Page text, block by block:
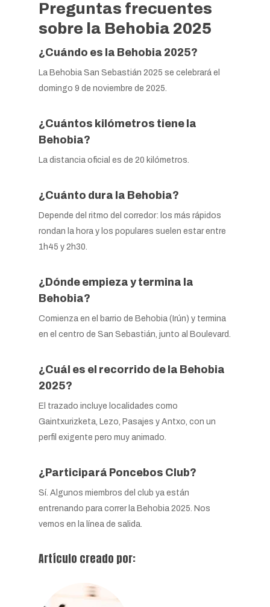
Preguntas frecuentes
sobre la Behobia 2025
¿Cuándo es la Behobia 2025?
La Behobia San Sebastián 2025 se celebrará el
domingo 9 de noviembre de 2025.
¿Cuántos kilómetros tiene la
Behobia?
La distancia oficial es de 20 kilómetros.
¿Cuánto dura la Behobia?
Depende del ritmo del corredor: los más rápidos
rondan la hora y los populares suelen estar entre
1h45 y 2h30.
¿Dónde empieza y termina la
Behobia?
Comienza en el barrio de Behobia (Irún) y termina
en el centro de San Sebastián, junto al Boulevard.
¿Cuál es el recorrido de la Behobia
2025?
El trazado incluye localidades como
Gaintxurizketa, Lezo, Pasajes y Antxo, con un
perfil exigente pero muy animado.
¿Participará Poncebos Club?
Sí. Algunos miembros del club ya están
entrenando para correr la Behobia 2025. Nos
vemos en la línea de salida.
Artículo creado por: